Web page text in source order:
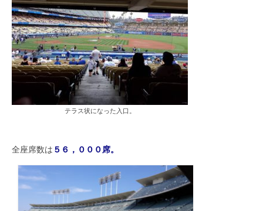
テラス状になった入口。
全座席数は ５６，０００席。